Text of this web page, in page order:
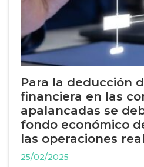
Para la deducción
financiera en las
apalancadas se
fondo económico
las operaciones
25/02/2025